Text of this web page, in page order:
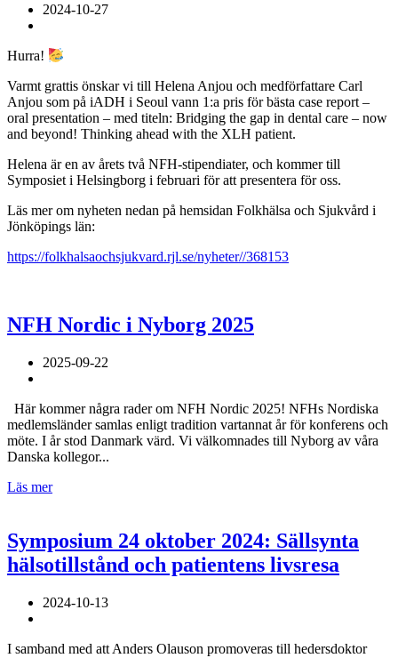
2024-10-27
Hurra!
Varmt grattis önskar vi till Helena Anjou och medförfattare Carl
Anjou som på iADH i Seoul vann 1:a pris för bästa case report –
oral presentation – med titeln: Bridging the gap in dental care – now
and beyond! Thinking ahead with the XLH patient.
Helena är en av årets två NFH-stipendiater, och kommer till
Symposiet i Helsingborg i februari för att presentera för oss.
Läs mer om nyheten nedan på hemsidan Folkhälsa och Sjukvård i
Jönköpings län:
https://folkhalsaochsjukvard.rjl.se/nyheter//368153
NFH Nordic i Nyborg 2025
2025-09-22
Här kommer några rader om NFH Nordic 2025! NFHs Nordiska
medlemsländer samlas enligt tradition vartannat år för konferens och
möte. I år stod Danmark värd. Vi välkomnades till Nyborg av våra
Danska kollegor...
Läs mer
Symposium 24 oktober 2024: Sällsynta
hälsotillstånd och patientens livsresa
2024-10-13
I samband med att Anders Olauson promoveras till hedersdoktor